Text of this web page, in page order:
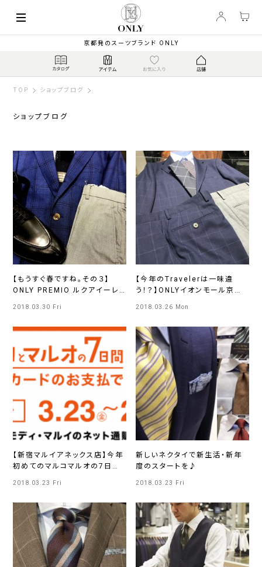
京都発のスーツブランド ONLY
TOP ショップブログ
ショップブログ
【もうすぐ春ですね。その３】
ONLY PREMIO ルクアイーレ
2018.03.30 Fri
【今年のTravelerは一味違
う！？】ONLYイオンモール京都
2018.03.26 Mon
【新宿マルイアネックス店】今年
初めてのマルコマルオの7日間
2018.03.23 Fri
新しいネクタイで新生活・新年
度のスタートを♪
2018.03.23 Fri